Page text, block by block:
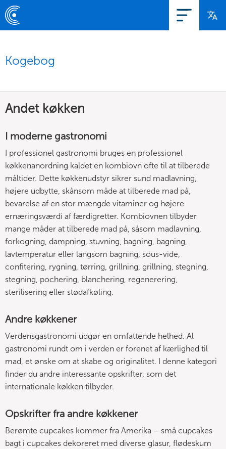
Kogebog
Andet køkken
I moderne gastronomi
I professionel gastronomi bruges en professionel
køkkenanordning kaldet en kombiovn ofte til at tilberede
måltider. Dette køkkenudstyr sikrer sund madlavning,
højere udbytte, skånsom måde at tilberede mad på,
bevarelse af en stor mængde vitaminer og højere
ernæringsværdi af færdigretter. Kombiovnen tilbyder
mange måder at tilberede mad på, såsom madlavning,
forkogning, dampning, stuvning, bagning, bagning,
lavtemperatur eller langsom bagning, sous-vide,
confitering, rygning, tørring, grillning, grillning, stegning,
stegning, pochering, blanchering, regenerering,
sterilisering eller stødafkøling.
Andre køkkener
Verdensgastronomi udgør en omfattende helhed. Al
gastronomi rundt om i verden er forenet af kærlighed til
mad, et ønske om at skabe og originalitet. I denne kategori
finder du andre interessante opskrifter, som det
internationale køkken tilbyder.
Opskrifter fra andre køkkener
Berømte cupcakes kommer fra Amerika – små cupcakes
bagt i cupcakes dekoreret med diverse glasur, flødeskum